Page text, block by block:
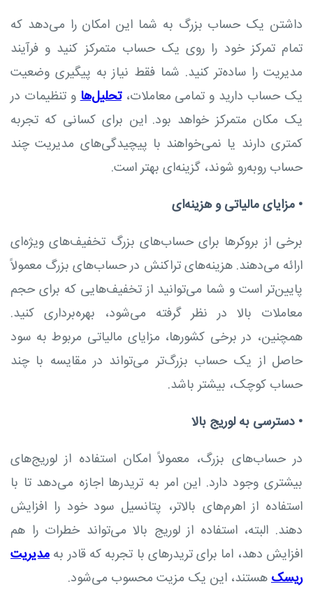
داشتن یک حساب بزرگ به شما این امکان را می‌دهد که
تمام تمرکز خود را روی یک حساب متمرکز کنید و فرآیند
مدیریت را ساده‌تر کنید. شما فقط نیاز به پیگیری وضعیت
یک حساب دارید و تمامی معاملات،تحلیل‌هاو تنظیمات در
یک مکان متمرکز خواهد بود. این برای کسانی که تجربه
کمتری دارند یا نمی‌خواهند با پیچیدگی‌های مدیریت چند
حساب روبه‌رو شوند، گزینه‌ای بهتر است.
• مزایای مالیاتی و هزینه‌ای
برخی از بروکرها برای حساب‌های بزرگ تخفیف‌های ویژه‌ای
ارائه می‌دهند. هزینه‌های تراکنش در حساب‌های بزرگ معمولاً
پایین‌تر است و شما می‌توانید از تخفیف‌هایی که برای حجم
معاملات بالا در نظر گرفته می‌شود، بهره‌برداری کنید.
همچنین، در برخی کشورها، مزایای مالیاتی مربوط به سود
حاصل از یک حساب بزرگ‌تر می‌تواند در مقایسه با چند
حساب کوچک، بیشتر باشد.
• دسترسی به لوریج بالا
در حساب‌های بزرگ، معمولاً امکان استفاده از لوریج‌های
بیشتری وجود دارد. این امر به تریدرها اجازه می‌دهد تا با
استفاده از اهرم‌های بالاتر، پتانسیل سود خود را افزایش
دهند. البته، استفاده از لوریج بالا می‌تواند خطرات را هم
افزایش دهد، اما برای تریدرهای با تجربه که قادر به مدیریت
ریسکهستند، این یک مزیت محسوب می‌شود.